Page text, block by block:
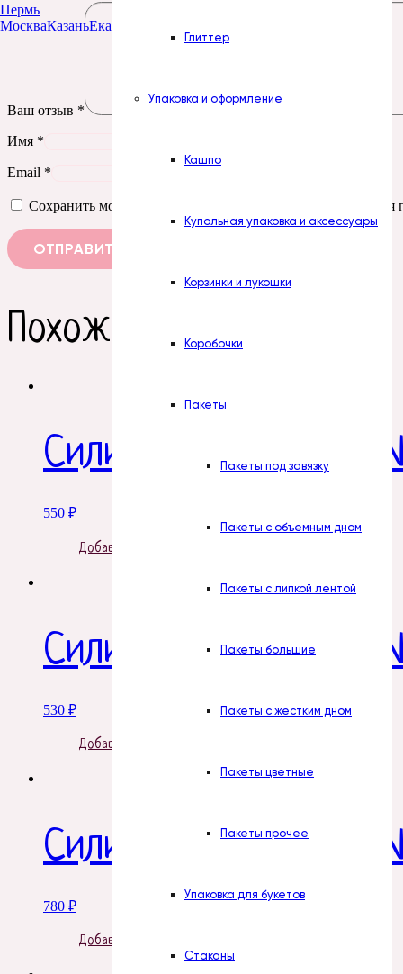
Глиттер
Упаковка и оформление
Кашпо
Купольная упаковка и аксессуары
Корзинки и лукошки
Коробочки
Пакеты
Пакеты под завязку
Пакеты с объемным дном
Пакеты с липкой лентой
Пакеты большие
Пакеты с жестким дном
Пакеты цветные
Пакеты прочее
Упаковка для букетов
Стаканы
Пермь
МоскваКазаньЕкатеринбург
Ваш отзыв *
Имя *
Email *
Сохранить моё имя, email и адрес сайта в этом браузере
Похожие товары
Силиконовая
550 ₽
Добавить в корзину
Силиконовая форма
530 ₽
Добавить в корзину
Силиконовая форма
780 ₽
Добавить в корзину